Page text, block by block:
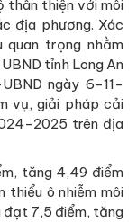
thân thiện với môi
địa phương. Xác
quan trọng nhằm
tỉnh Long An
ngày 6-11-
vụ, giải pháp cải
2025 trên địa
tăng 4,49 điểm
thiểu ô nhiễm môi
đạt 7,5 điểm, tăng